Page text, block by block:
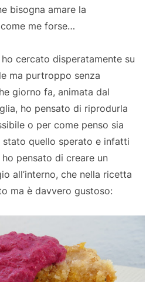
bisogna amare la
me forse…
cercato disperatamente su
ma purtroppo senza
giorno fa, animata dal
ho pensato di riprodurla
o per come penso sia
quello sperato e infatti
pensato di creare un
all’interno, che nella ricetta
ma è davvero gustoso: